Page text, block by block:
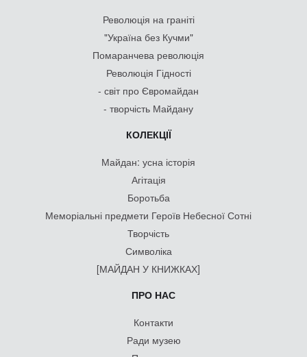
Революція на граніті
"Україна без Кучми"
Помаранчева революція
Революція Гідності
- світ про Євромайдан
- творчість Майдану
КОЛЕКЦІЇ
Майдан: усна історія
Агітація
Боротьба
Меморіальні предмети Героїв Небесної Сотні
Творчість
Символіка
[МАЙДАН У КНИЖКАХ]
ПРО НАС
Контакти
Ради музею